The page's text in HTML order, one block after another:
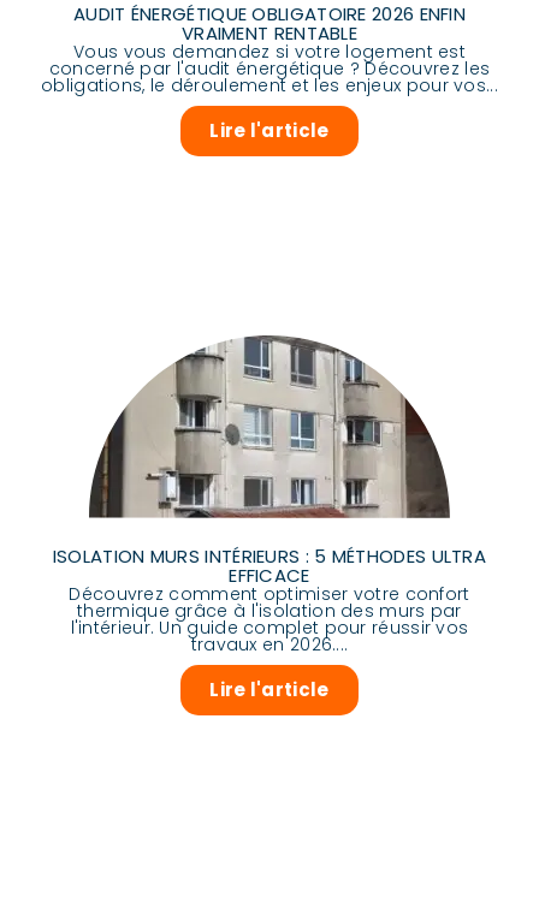
AUDIT ÉNERGÉTIQUE OBLIGATOIRE 2026 ENFIN
VRAIMENT RENTABLE
Vous vous demandez si votre logement est
concerné par l'audit énergétique ? Découvrez les
obligations, le déroulement et les enjeux pour vos...
Lire l'article
ISOLATION MURS INTÉRIEURS : 5 MÉTHODES ULTRA
EFFICACE
Découvrez comment optimiser votre confort
thermique grâce à l'isolation des murs par
l'intérieur. Un guide complet pour réussir vos
travaux en 2026....
Lire l'article